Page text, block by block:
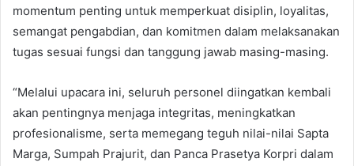
momentum penting untuk memperkuat disiplin, loyalitas,
semangat pengabdian, dan komitmen dalam melaksanakan
tugas sesuai fungsi dan tanggung jawab masing-masing.
“Melalui upacara ini, seluruh personel diingatkan kembali
akan pentingnya menjaga integritas, meningkatkan
profesionalisme, serta memegang teguh nilai-nilai Sapta
Marga, Sumpah Prajurit, dan Panca Prasetya Korpri dalam